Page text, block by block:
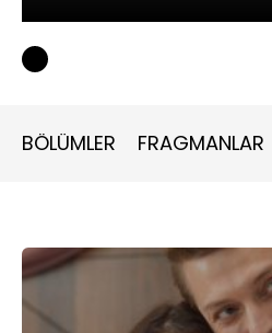
BÖLÜMLER FRAGMANLAR